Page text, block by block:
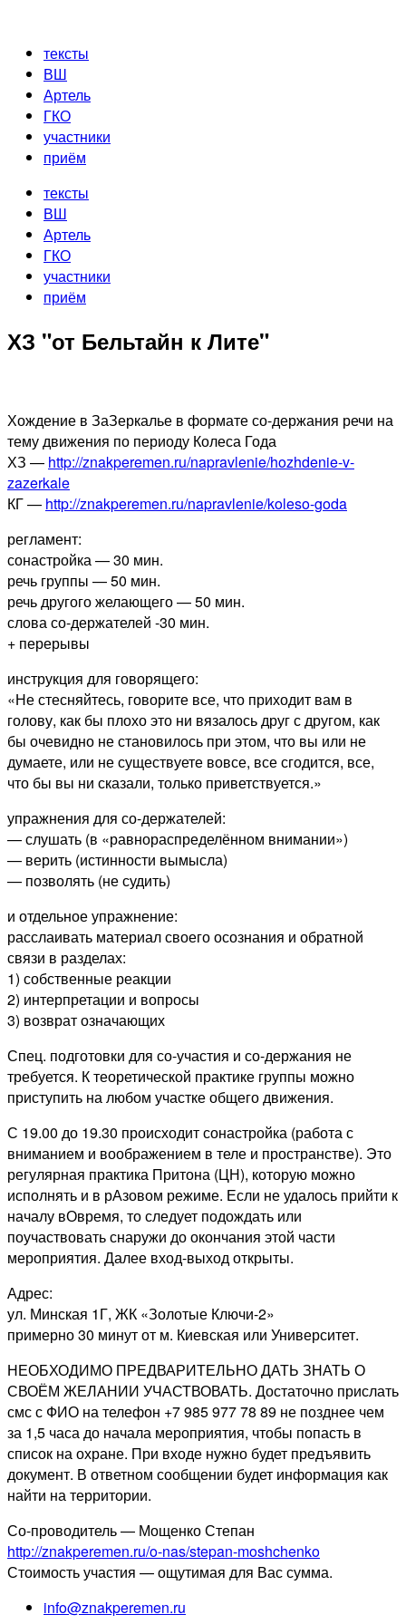
содержимому
тексты
ВШ
Артель
ГКО
участники
приём
тексты
ВШ
Артель
ГКО
участники
приём
ХЗ "от Бельтайн к Лите"
Хождение в ЗаЗеркалье в формате со-держания речи на
тему движения по периоду Колеса Года
ХЗ — http://znakperemen.ru/napravlenie/hozhdenie-v-
zazerkale
КГ — http://znakperemen.ru/napravlenie/koleso-goda
регламент:
сонастройка — 30 мин.
речь группы — 50 мин.
речь другого желающего — 50 мин.
слова со-держателей -30 мин.
+ перерывы
инструкция для говорящего:
«Не стесняйтесь, говорите все, что приходит вам в
голову, как бы плохо это ни вязалось друг с другом, как
бы очевидно не становилось при этом, что вы или не
думаете, или не существуете вовсе, все сгодится, все,
что бы вы ни сказали, только приветствуется.»
упражнения для со-держателей:
— слушать (в «равнораспределённом внимании»)
— верить (истинности вымысла)
— позволять (не судить)
и отдельное упражнение:
расслаивать материал своего осознания и обратной
связи в разделах:
1) собственные реакции
2) интерпретации и вопросы
3) возврат означающих
Спец. подготовки для со-участия и со-держания не
требуется. К теоретической практике группы можно
приступить на любом участке общего движения.
С 19.00 до 19.30 происходит сонастройка (работа с
вниманием и воображением в теле и пространстве). Это
регулярная практика Притона (ЦН), которую можно
исполнять и в рАзовом режиме. Если не удалось прийти к
началу вОвремя, то следует подождать или
поучаствовать снаружи до окончания этой части
мероприятия. Далее вход-выход открыты.
Адрес:
ул. Минская 1Г, ЖК «Золотые Ключи-2»
примерно 30 минут от м. Киевская или Университет.
НЕОБХОДИМО ПРЕДВАРИТЕЛЬНО ДАТЬ ЗНАТЬ О
СВОЁМ ЖЕЛАНИИ УЧАСТВОВАТЬ. Достаточно прислать
смс с ФИО на телефон +7 985 977 78 89 не позднее чем
за 1,5 часа до начала мероприятия, чтобы попасть в
список на охране. При входе нужно будет предъявить
документ. В ответном сообщении будет информация как
найти на территории.
Со-проводитель — Мощенко Степан
http://znakperemen.ru/o-nas/stepan-moshchenko
Стоимость участия — ощутимая для Вас сумма.
info@znakperemen.ru